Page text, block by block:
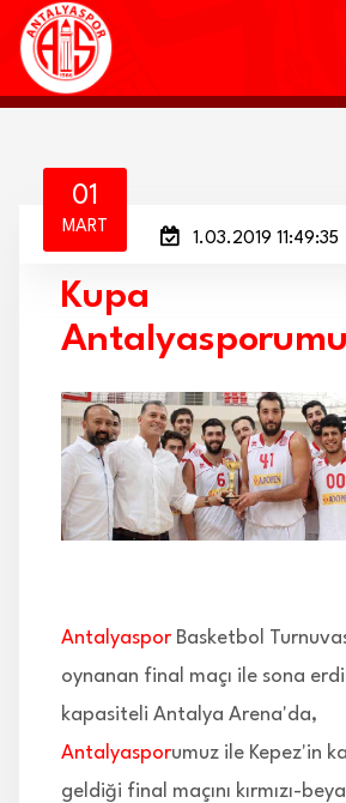
KULÜP
AKADEMİ
MARKALAR
TARAFTAR
BRANŞLAR
HABERLER
01
MART
1.03.2019 11:49:35
Kupa
Antalyaspor Basketbol
oynanan final maçı ile sona
kapasiteli Antalya Arena'da,
Antalyasporumuz ile Kepez'in
geldiği final maçını kırmızı-